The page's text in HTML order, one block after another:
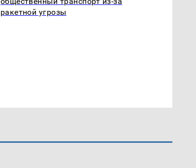
ракетной угрозы